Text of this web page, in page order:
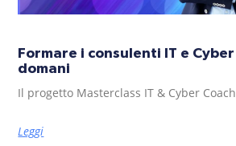
Formare i consulenti IT e
domani
Il progetto Masterclass IT & Cyber
Leggi